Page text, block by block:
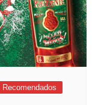
Recomendados